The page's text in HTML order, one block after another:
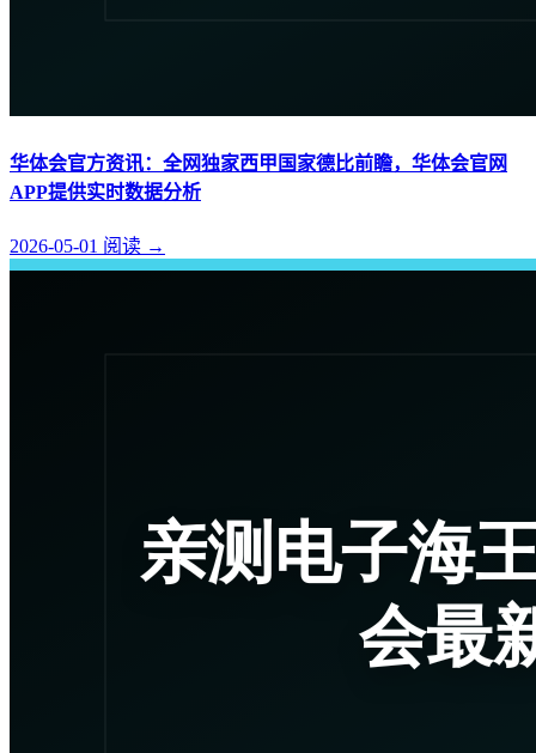
华体会官方资讯：全网独家西甲国家德比前瞻，华体会官网
APP提供实时数据分析
2026-05-01 阅读 →